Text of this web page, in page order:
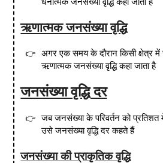
ऋणात्मक जनसंख्या वृद्धि
अगर एक समय के दौरान किसी क्षेत्र
ऋणात्मक जनसंख्या वृद्धि कहा जाता है
जनसंख्या वृद्धि दर
जब जनसंख्या के परिवर्तन को प्रतिशत
उसे जनसंख्या वृद्धि दर कहते हैं
जनसंख्या की प्राकृतिक वृद्धि